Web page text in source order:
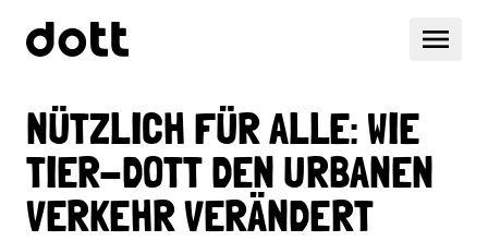
NÜTZLICH FÜR ALLE: WIE
TIER-DOTT DEN URBANEN
VERKEHR VERÄNDERT